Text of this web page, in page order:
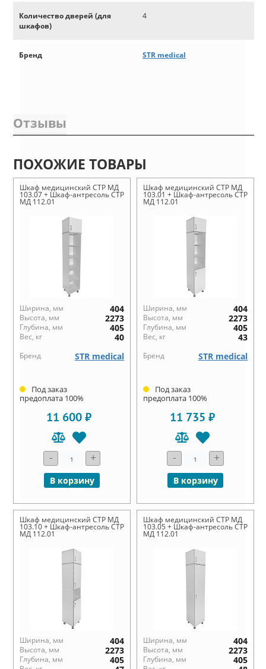
Количество дверей (для
шкафов)
4
Бренд STR medical
Отзывы
ПОХОЖИЕ ТОВАРЫ
Шкаф медицинский СТР МД
103.07 + Шкаф-антресоль СТР
МД 112.01
Ширина, мм 404
Высота, мм 2273
Глубина, мм 405
Вес, кг 40
Бренд STR medical
Под заказ
предоплата 100%
11 600 ₽
- +
В корзину
Шкаф медицинский СТР МД
103.01 + Шкаф-антресоль СТР
МД 112.01
Ширина, мм 404
Высота, мм 2273
Глубина, мм 405
Вес, кг 43
Бренд STR medical
Под заказ
предоплата 100%
11 735 ₽
- +
В корзину
Шкаф медицинский СТР МД
103.10 + Шкаф-антресоль СТР
МД 112.01
Ширина, мм 404
Высота, мм 2273
Глубина, мм 405
Шкаф медицинский СТР МД
103.05 + Шкаф-антресоль СТР
МД 112.01
Ширина, мм 404
Высота, мм 2273
Глубина, мм 405